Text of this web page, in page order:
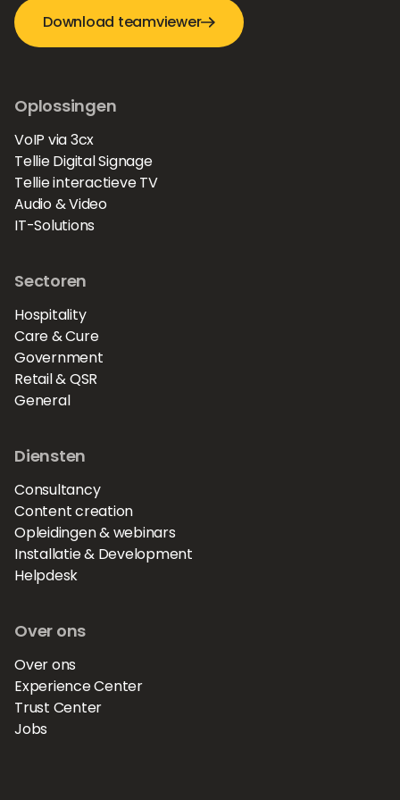
Download teamviewer
Oplossingen
VoIP via 3cx
Tellie Digital Signage
Tellie interactieve TV
Audio & Video
IT-Solutions
Sectoren
Hospitality
Care & Cure
Government
Retail & QSR
General
Diensten
Consultancy
Content creation
Opleidingen & webinars
Installatie & Development
Helpdesk
Over ons
Over ons
Experience Center
Trust Center
Jobs